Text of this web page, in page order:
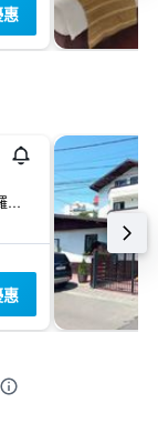
Str Cuza Voda 4, 雅西, 羅馬尼亞